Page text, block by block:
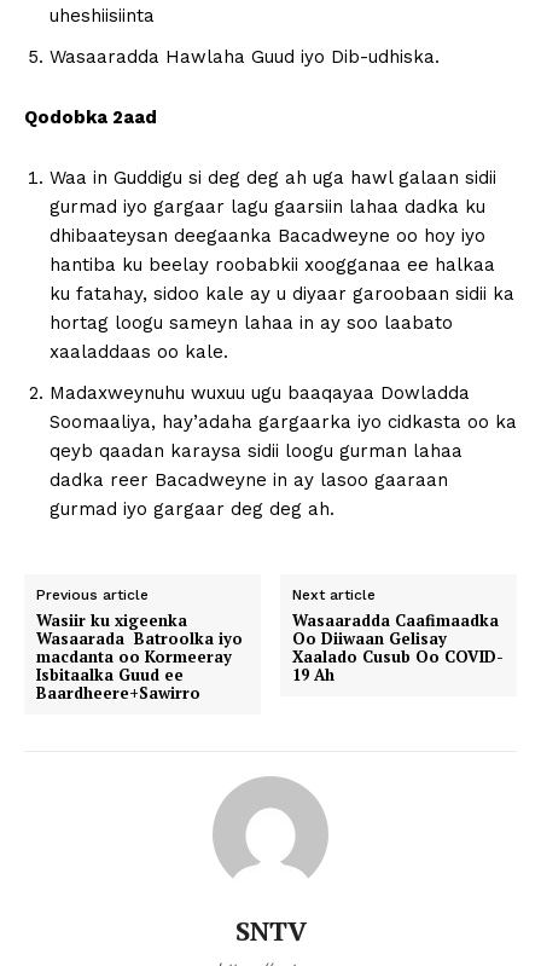
uheshiisiinta
Wasaaradda Hawlaha Guud iyo Dib-udhiska.
Qodobka 2aad
Waa in Guddigu si deg deg ah uga hawl galaan sidii
gurmad iyo gargaar lagu gaarsiin lahaa dadka ku
dhibaateysan deegaanka Bacadweyne oo hoy iyo
hantiba ku beelay roobabkii xoogganaa ee halkaa
ku fatahay, sidoo kale ay u diyaar garoobaan sidii ka
hortag loogu sameyn lahaa in ay soo laabato
xaaladdaas oo kale.
Madaxweynuhu wuxuu ugu baaqayaa Dowladda
Soomaaliya, hay’adaha gargaarka iyo cidkasta oo ka
qeyb qaadan karaysa sidii loogu gurman lahaa
dadka reer Bacadweyne in ay lasoo gaaraan
gurmad iyo gargaar deg deg ah.
Previous article
Wasiir ku xigeenka
Wasaarada Batroolka iyo
macdanta oo Kormeeray
Isbitaalka Guud ee
Baardheere+Sawirro
Next article
Wasaaradda Caafimaadka
Oo Diiwaan Gelisay
Xaalado Cusub Oo COVID-
19 Ah
SNTV